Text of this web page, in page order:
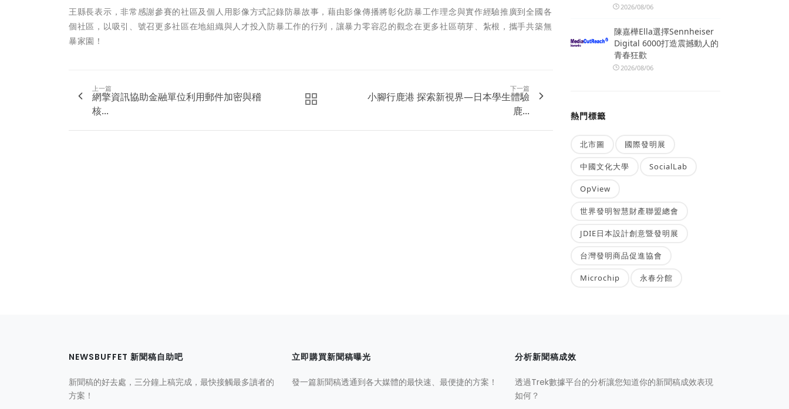
王縣長表示，非常感謝參賽的社區及個人用影像方式記錄防暴故事，藉由影像傳播將彰化防暴工作理念與實作經驗推廣到全國各
個社區，以吸引、號召更多社區在地組織與人才投入防暴工作的行列，讓暴力零容忍的觀念在更多社區萌芽、紮根，攜手共築無
暴家園！
上一篇
網擎資訊協助金融單位利用郵件加密與稽
核...
下一篇
小腳行鹿港 探索新視界—日本學生體驗
鹿...
2026/08/06
陳嘉樺Ella選擇Sennheiser
Digital 6000打造震撼動人的
青春狂歡
2026/08/06
熱門標籤
北市圖 國際發明展
中國文化大學 SocialLab
OpView
世界發明智慧財產聯盟總會
JDIE日本設計創意暨發明展
台灣發明商品促進協會
Microchip 永春分館
NEWSBUFFET 新聞稿自助吧
新聞稿的好去處，三分鐘上稿完成，最快接觸最多讀者的
方案！
立即購買新聞稿曝光
發一篇新聞稿透通到各大媒體的最快速、最便捷的方案！
分析新聞稿成效
透過Trek數據平台的分析讓您知道你的新聞稿成效表現
如何？